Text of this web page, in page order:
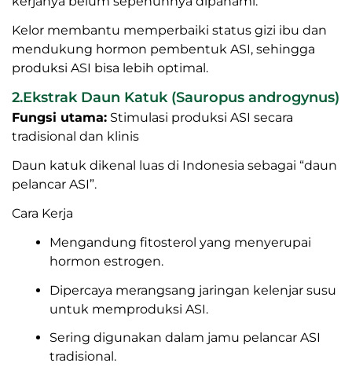
Diduga membantu meningkatkan kadar
prolaktin, hormon utama pembentuk ASI.
Antioksidan membantu kesehatan sel
kelenjar payudara.
Dalam penelitian, kelor memiliki sejarah panjang
digunakan dalam pengobatan tradisional untuk
kerjanya belum sepenuhnya dipahami.
mendukung hormon pembentuk ASI, sehingga
produksi ASI bisa lebih optimal.
2.Ekstrak Daun Katuk (Sauropus androgynus)
Fungsi utama:
Stimulasi produksi ASI secara
tradisional dan klinis
Daun katuk dikenal luas di Indonesia sebagai “daun
pelancar ASI”.